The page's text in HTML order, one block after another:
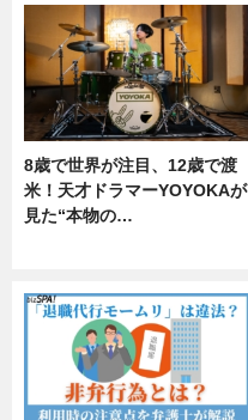
8歳で世界が注目、12歳で渡
米！天才ドラマーYOYOKAが
見た“本物の…